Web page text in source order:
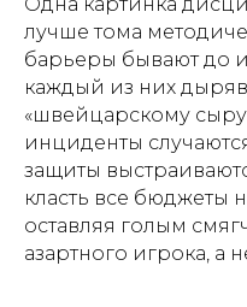
лучше тома
барьеры бывают до
каждый из них
«швейцарскому
инциденты
защиты
класть все бюджеты
оставляя голым
азартного игрока, а